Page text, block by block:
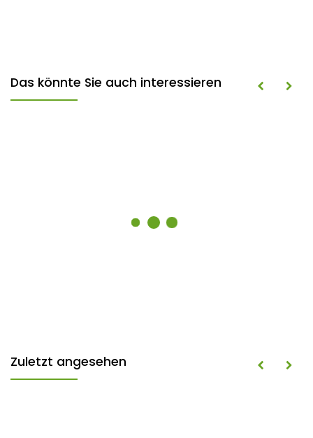
Das könnte Sie auch interessieren
Zuletzt angesehen